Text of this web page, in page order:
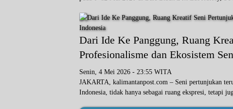
Dari Ide Ke Panggung, Ruang
Profesionalisme dan Ekosistem
Senin, 4 Mei 2026 - 23:55 WITA
JAKARTA, kalimantanpost.com – Seni pertunjukan
Indonesia, tidak hanya sebagai ruang ekspresi, tetapi